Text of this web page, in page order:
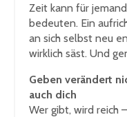
Zeit kann für
bedeuten. Ein
an sich selbst neu
wirklich säst. Und
Geben verändert
auch dich
Wer gibt, wird reich